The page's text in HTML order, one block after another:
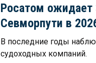
Росатом ожидает
Севморпути в
В последние годы
судоходных компаний.